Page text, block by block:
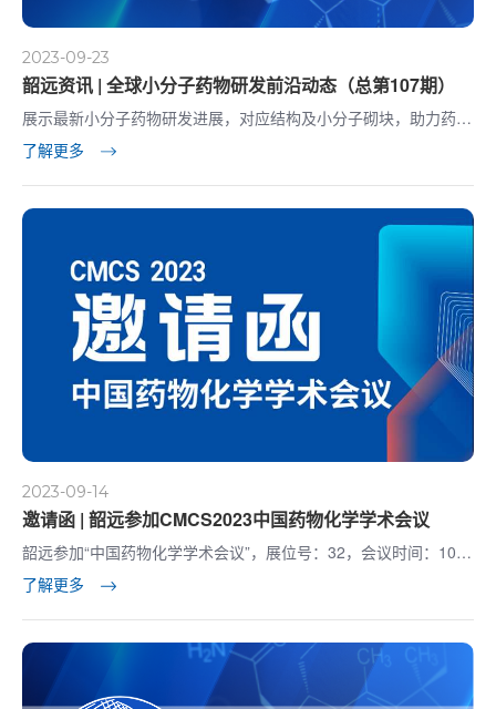
2023-09-23
韶远资讯 | 全球小分子药物研发前沿动态（总第107期）
展示最新小分子药物研发进展，对应结构及小分子砌块，助力药物
研发！
了解更多
2023-09-14
邀请函 | 韶远参加CMCS2023中国药物化学学术会议
韶远参加“中国药物化学学术会议”，展位号：32，会议时间：10月
8-10日，会议地点：重庆市悦来会议中心1楼
了解更多